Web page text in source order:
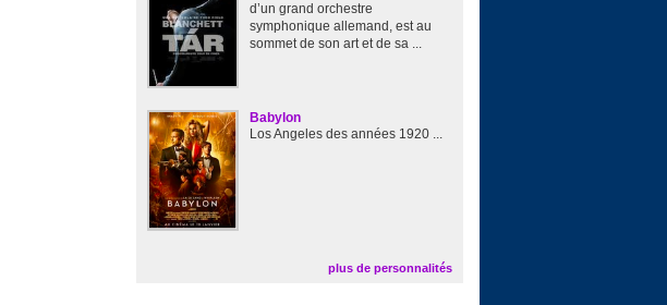
d’un grand orchestre
symphonique allemand, est au
sommet de son art et de sa ...
Babylon
Los Angeles des années 1920 ...
plus de personnalités